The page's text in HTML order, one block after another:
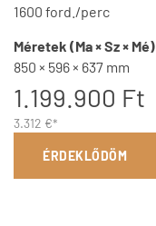
1600 ford./perc
Méretek (Ma × Sz × Mé)
850 × 596 × 637 mm
1.199.900 Ft
3.312 €*
ÉRDEKLŐDÖM